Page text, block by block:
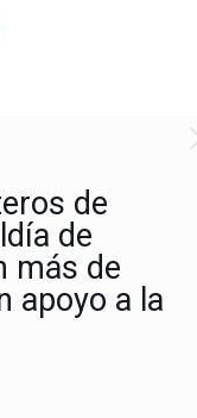
de
de
más de
apoyo a la